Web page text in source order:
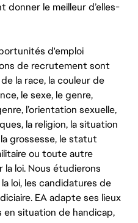
donner le meilleur d’elles-
d'emploi
de recrutement sont
la race, la couleur de
le sexe, le genre,
l’orientation sexuelle,
la religion, la situation
grossesse, le statut
ou toute autre
loi. Nous étudierons
loi, les candidatures de
EA adapte ses lieux
situation de handicap,